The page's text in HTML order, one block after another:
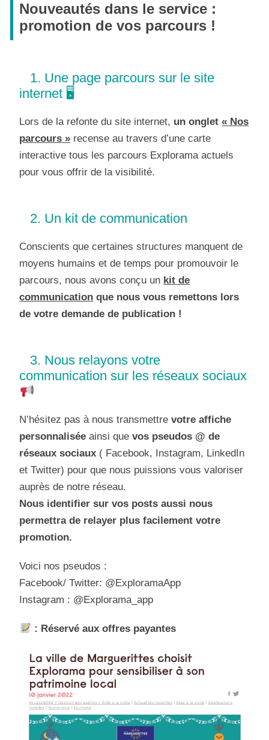
Nouveautés dans le service :
promotion de vos parcours !
1. Une page parcours sur le site
internet 🖥
Lors de la refonte du site internet, un onglet« Nos
parcours » recense au travers d’une carte
interactive tous les parcours Explorama actuels
pour vous offrir de la visibilité.
2. Un kit de communication
Conscients que certaines structures manquent de
moyens humains et de temps pour promouvoir le
parcours, nous avons conçu un kit de
communication que nous vous remettons lors
de votre demande de publication !
3. Nous relayons votre
communication sur les réseaux sociaux
N’hésitez pas à nous transmettrevotre affiche
personnalisée ainsi quevos pseudos @ de
réseaux sociaux ( Facebook, Instagram, LinkedIn
et Twitter) pour que nous puissions vous valoriser
auprès de notre réseau.
Nous identifier sur vos posts aussi nous
permettra de relayer plus facilement votre
promotion.
Voici nos pseudos :
Facebook/ Twitter: @ExploramaApp
Instagram : @Explorama_app
: Réservé aux offres payantes